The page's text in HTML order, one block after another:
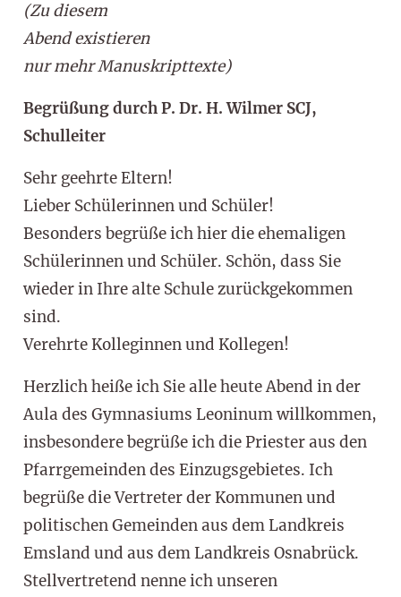
(Zu diesem
Abend existieren
nur mehr Manuskripttexte)
Begrüßung durch P. Dr. H. Wilmer SCJ,
Schulleiter
Sehr geehrte Eltern!
Lieber Schülerinnen und Schüler!
Besonders begrüße ich hier die ehemaligen
Schülerinnen und Schüler. Schön, dass Sie
wieder in Ihre alte Schule zurückgekommen
sind.
Verehrte Kolleginnen und Kollegen!
Herzlich heiße ich Sie alle heute Abend in der
Aula des Gymnasiums Leoninum willkommen,
insbesondere begrüße ich die Priester aus den
Pfarrgemeinden des Einzugsgebietes. Ich
begrüße die Vertreter der Kommunen und
politischen Gemeinden aus dem Landkreis
Emsland und aus dem Landkreis Osnabrück.
Stellvertretend nenne ich unseren